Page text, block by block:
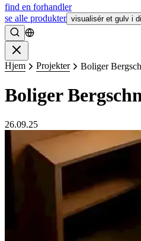
find en forhandler
se alle produkter visualisér et gulv i
Søge
Hjem Projekter Boliger
Boliger
26.09.25